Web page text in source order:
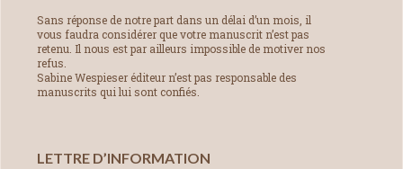
Sans réponse de notre part dans un délai d’un mois, il
vous faudra considérer que votre manuscrit n’est pas
retenu. Il nous est par ailleurs impossible de motiver nos
refus.
Sabine Wespieser éditeur n’est pas responsable des
manuscrits qui lui sont confiés.
LETTRE D’INFORMATION